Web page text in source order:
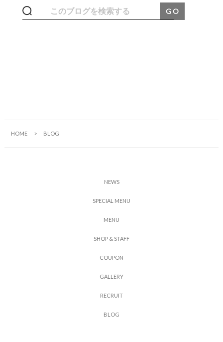
HOME BLOG
NEWS
SPECIAL MENU
MENU
SHOP & STAFF
COUPON
GAL L ERY
RECRUIT
BL OG